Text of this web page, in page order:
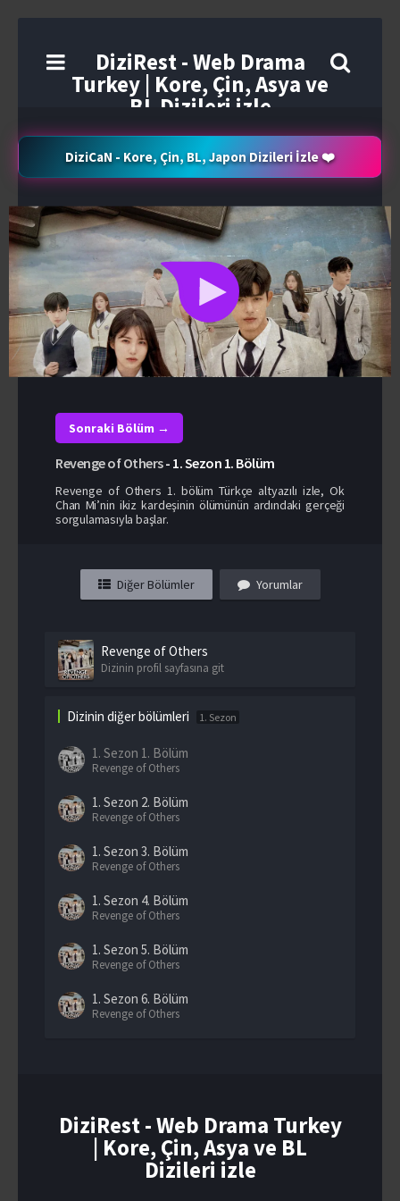
DiziRest - Web Drama
Turkey | Kore, Çin, Asya ve
BL Dizileri izle
DiziCaN - Kore, Çin, BL, Japon Dizileri İzle ❤️
Sonraki Bölüm →
Revenge of Others- 1. Sezon 1. Bölüm
Revenge of Others 1. bölüm Türkçe altyazılı izle, Ok
Chan Mi’nin ikiz kardeşinin ölümünün ardındaki gerçeği
sorgulamasıyla başlar.
Diğer Bölümler Yorumlar
Revenge of Others
Dizinin profil sayfasına git
Dizinin diğer bölümleri 1. Sezon
1. Sezon 1. Bölüm
Revenge of Others
1. Sezon 2. Bölüm
Revenge of Others
1. Sezon 3. Bölüm
Revenge of Others
1. Sezon 4. Bölüm
Revenge of Others
1. Sezon 5. Bölüm
Revenge of Others
1. Sezon 6. Bölüm
Revenge of Others
1. Sezon9. Bölüm
Revenge of Others
DiziRest - Web Drama Turkey
| Kore, Çin, Asya ve BL
Dizileri izle